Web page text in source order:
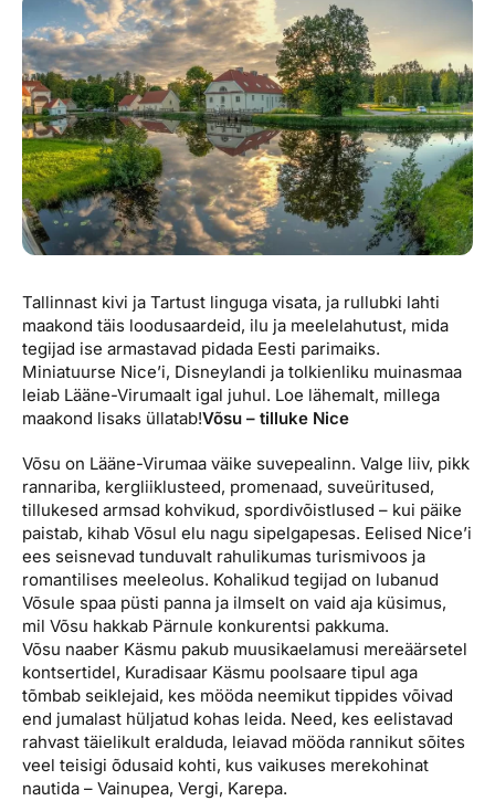
Reisitarvete e-pood
Airalo eSIM
Reisija meelespea
Kuldkaart
Platinum Club
Püsisoodustused
Boonuspunktid
Meist
Ettevõttest, kontaktid, reisikonsultandi teenus, tule
tööle, uudised...
Ettevõttest
Kontaktid
Reisikonsultandi teenus
Tule tööle
Uudised
Tallinnast kivi ja Tartust linguga visata, ja rullubki lahti
maakond täis loodusaardeid, ilu ja meelelahutust, mida
tegijad ise armastavad pidada Eesti parimaiks.
Miniatuurse Nice’i, Disneylandi ja tolkienliku muinasmaa
leiab Lääne-Virumaalt igal juhul. Loe lähemalt, millega
maakond lisaks üllatab!Võsu – tilluke Nice
Võsu on Lääne-Virumaa väike suvepealinn. Valge liiv, pikk
rannariba, kergliiklusteed, promenaad, suveüritused,
tillukesed armsad kohvikud, spordivõistlused – kui päike
paistab, kihab Võsul elu nagu sipelgapesas. Eelised Nice’i
ees seisnevad tunduvalt rahulikumas turismivoos ja
romantilises meeleolus. Kohalikud tegijad on lubanud
Võsule spaa püsti panna ja ilmselt on vaid aja küsimus,
mil Võsu hakkab Pärnule konkurentsi pakkuma.
Võsu naaber Käsmu pakub muusikaelamusi mereäärsetel
kontsertidel, Kuradisaar Käsmu poolsaare tipul aga
tõmbab seiklejaid, kes mööda neemikut tippides võivad
end jumalast hüljatud kohas leida. Need, kes eelistavad
rahvast täielikult eralduda, leiavad mööda rannikut sõites
veel teisigi õdusaid kohti, kus vaikuses merekohinat
nautida – Vainupea, Vergi, Karepa.